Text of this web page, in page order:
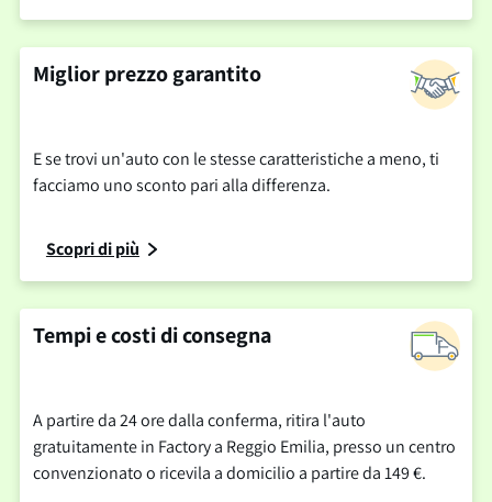
Miglior prezzo garantito
E se trovi un'auto con le stesse caratteristiche a meno, ti
facciamo uno sconto pari alla differenza.
Scopri di più
Tempi e costi di consegna
A partire da 24 ore dalla conferma, ritira l'auto
gratuitamente in Factory a Reggio Emilia, presso un centro
convenzionato o ricevila a domicilio a partire da 149 €.